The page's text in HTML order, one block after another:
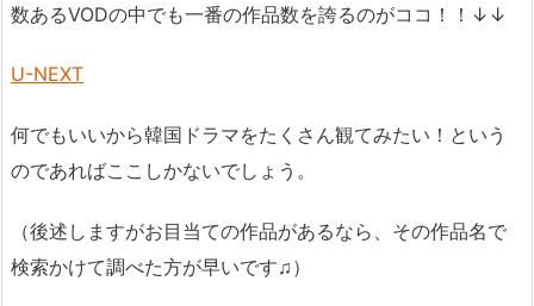
数あるVODの中でも一番の作品数を誇るのがココ！！↓↓
U-NEXT
何でもいいから韓国ドラマをたくさん観てみたい！という
のであればここしかないでしょう。
（後述しますがお目当ての作品があるなら、その作品名で
検索かけて調べた方が早いです♫）